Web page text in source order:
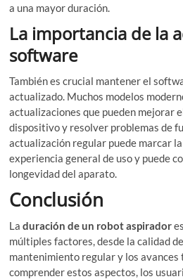
a una mayor duración.
La importancia de la
software
También es crucial mantener el
actualizado. Muchos modelos
actualizaciones que pueden mejorar
dispositivo y resolver problemas de
actualización regular puede marcar
experiencia general de uso y puede
longevidad del aparato.
Conclusión
Laduración de un robot aspirador
múltiples factores, desde la calidad
mantenimiento regular y los avances
comprender estos aspectos, los